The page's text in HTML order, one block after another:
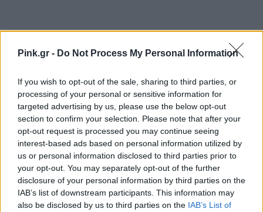
Pink.gr - Do Not Process My Personal Information
If you wish to opt-out of the sale, sharing to third parties, or
processing of your personal or sensitive information for
targeted advertising by us, please use the below opt-out
section to confirm your selection. Please note that after your
opt-out request is processed you may continue seeing
interest-based ads based on personal information utilized by
us or personal information disclosed to third parties prior to
your opt-out. You may separately opt-out of the further
disclosure of your personal information by third parties on the
IAB’s list of downstream participants. This information may
also be disclosed by us to third parties on the IAB’s List of